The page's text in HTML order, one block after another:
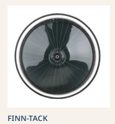
FINN-TACK